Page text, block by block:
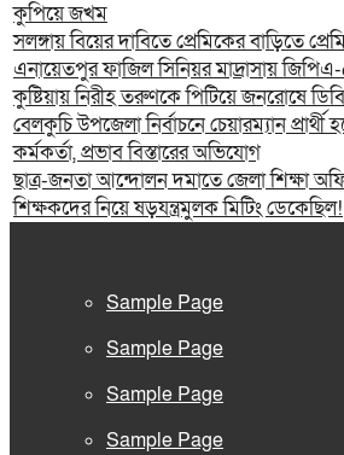
কুপিয়ে জখম
সলঙ্গায় বিয়ের দাবিতে প্রেমিকের বাড়িতে
এনায়েতপুর ফাজিল সিনিয়র মাদ্রাসায়
কুষ্টিয়ায় নিরীহ তরুণকে পিটিয়ে জনরোষে
বেলকুচি উপজেলা নির্বাচনে চেয়ারম্যান
কর্মকর্তা, প্রভাব বিস্তারের অভিযোগ
ছাত্র-জনতা আন্দোলন দমাতে জেলা শিক্ষা
শিক্ষকদের নিয়ে ষড়যন্ত্রমুলক মিটিং ডেকেছিল!
Sample Page
Sample Page
Sample Page
Sample Page